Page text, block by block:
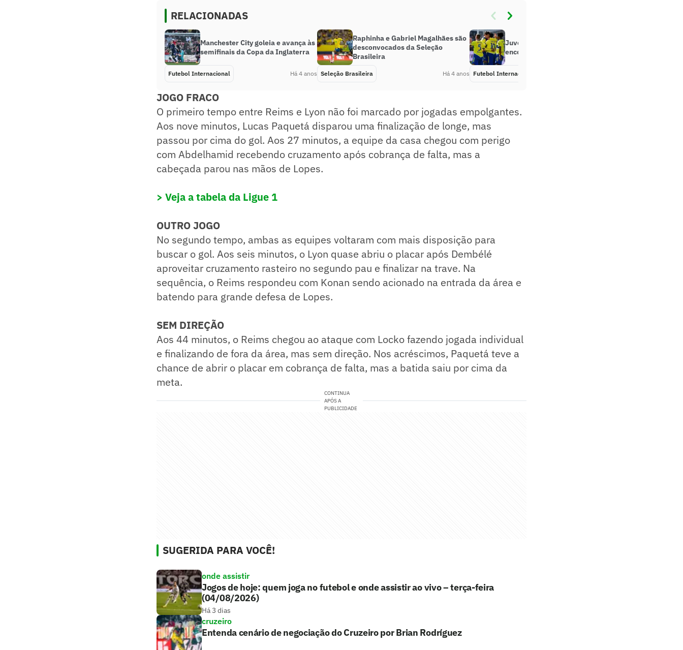
RELACIONADAS
Manchester City goleia e avança às
semifinais da Copa da Inglaterra
Futebol Internacional Há 4 anos
Raphinha e Gabriel Magalhães são
desconvocados da Seleção
Brasileira
Seleção Brasileira Há 4 anos
Juventus vence a Salernitana e
encosta na Inter de Milão
Futebol Internacional
JOGO FRACO
O primeiro tempo entre Reims e Lyon não foi marcado por jogadas empolgantes.
Aos nove minutos, Lucas Paquetá disparou uma finalização de longe, mas
passou por cima do gol. Aos 27 minutos, a equipe da casa chegou com perigo
com Abdelhamid recebendo cruzamento após cobrança de falta, mas a
cabeçada parou nas mãos de Lopes.
> Veja a tabela da Ligue 1
OUTRO JOGO
No segundo tempo, ambas as equipes voltaram com mais disposição para
buscar o gol. Aos seis minutos, o Lyon quase abriu o placar após Dembélé
aproveitar cruzamento rasteiro no segundo pau e finalizar na trave. Na
sequência, o Reims respondeu com Konan sendo acionado na entrada da área e
batendo para grande defesa de Lopes.
SEM DIREÇÃO
Aos 44 minutos, o Reims chegou ao ataque com Locko fazendo jogada individual
e finalizando de fora da área, mas sem direção. Nos acréscimos, Paquetá teve a
chance de abrir o placar em cobrança de falta, mas a batida saiu por cima da
meta.
CONTINUA
APÓS A
PUBLICIDADE
SUGERIDA PARA VOCÊ!
onde assistir
Jogos de hoje: quem joga no futebol e onde assistir ao vivo – terça-feira
(04/08/2026)
Há 3 dias
cruzeiro
Entenda cenário de negociação do Cruzeiro por Brian Rodríguez